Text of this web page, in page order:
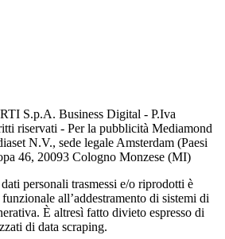
RTI S.p.A. Business Digital - P.Iva
riservati - Per la pubblicità Mediamond
N.V., sede legale Amsterdam (Paesi
46, 20093 Cologno Monzese (MI)
personali trasmessi e/o riprodotti è
all’addestramento di sistemi di
È altresì fatto divieto espresso di
di data scraping.